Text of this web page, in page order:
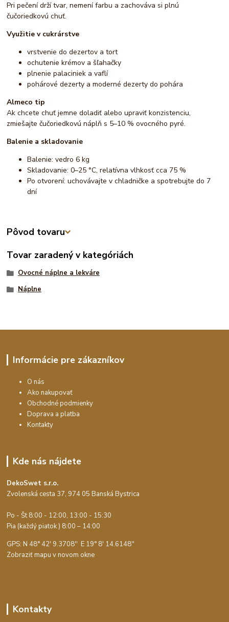
Pri pečení drží tvar, nemení farbu a zachováva si plnú
čučoriedkovú chuť.
Využitie v cukrárstve
vrstvenie do dezertov a tort
ochutenie krémov a šľahačky
plnenie palaciniek a vaflí
pohárové dezerty a moderné dezerty do pohára
Almeco tip
Ak chcete chuť jemne doladiť alebo upraviť konzistenciu,
zmiešajte čučoriedkovú náplň s 5–10 % ovocného pyré.
Balenie a skladovanie
Balenie: vedro 6 kg
Skladovanie: 0–25 °C, relatívna vlhkosť cca 75 %
Po otvorení: uchovávajte v chladničke a spotrebujte do 7
dní
Pôvod tovaru
Tovar zaradený v kategóriách
Ovocné náplne a lekváre
Náplne
Informácie pre zákazníkov
O nás
Ako nakupovať
Obchodné podmienky
Doprava a platba
Kontakty
Kde nás nájdete
DekoSwet s.r.o.
Zvolenská cesta 37, 974 05 Banská Bystrica
Po - Št 8:00 - 12:00, 13:00 - 15:30
Pia (každý piatok ) 8:00 – 14:00
GPS: N 48° 42' 9.3708'' E 19° 8' 14.6148''
Zobraziť mapu v novom okne
Kontakty